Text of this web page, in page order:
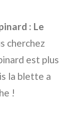
: Le
cherchez
est plus
la blette a
!